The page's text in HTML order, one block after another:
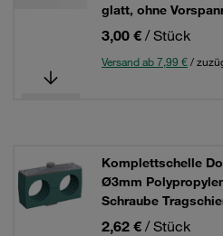
glatt, ohne
3,00 € / Stück
Versand ab 7,99 €/
Komplettschelle
Ø3mm
Schraube
2,62 € / Stück